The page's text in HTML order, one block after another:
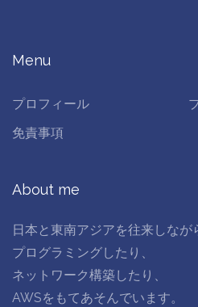
Menu
プロフィール
免責事項
About me
日本と東南アジアを往来しなが
プログラミングしたり、
ネットワーク構築したり、
AWSをもてあそんでいます。